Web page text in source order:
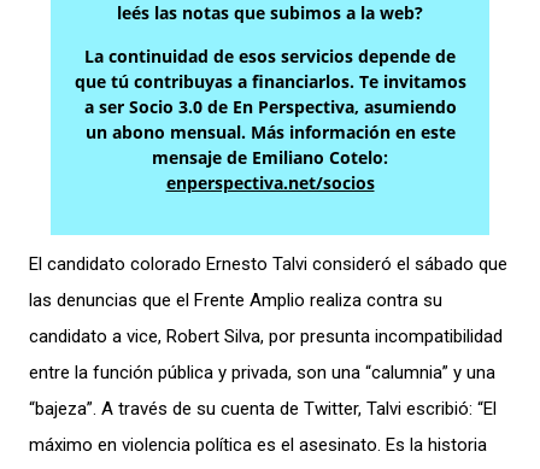
leés las notas que subimos a la web?
La continuidad de esos servicios depende de
que tú contribuyas a financiarlos. Te invitamos
a ser Socio 3.0 de En Perspectiva, asumiendo
un abono mensual. Más información en este
mensaje de Emiliano Cotelo:
enperspectiva.net/socios
El candidato colorado Ernesto Talvi consideró el sábado que
las denuncias que el Frente Amplio realiza contra su
candidato a vice, Robert Silva, por presunta incompatibilidad
entre la función pública y privada, son una “calumnia” y una
“bajeza”. A través de su cuenta de Twitter, Talvi escribió: “El
máximo en violencia política es el asesinato. Es la historia